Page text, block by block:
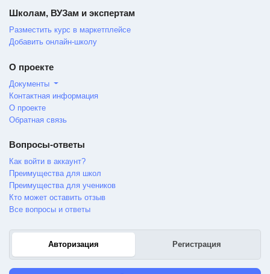
Школам, ВУЗам и экспертам
Разместить курс в маркетплейсе
Добавить онлайн-школу
О проекте
Документы
Контактная информация
О проекте
Обратная связь
Вопросы-ответы
Как войти в аккаунт?
Преимущества для школ
Преимущества для учеников
Кто может оставить отзыв
Все вопросы и ответы
Авторизация Регистрация